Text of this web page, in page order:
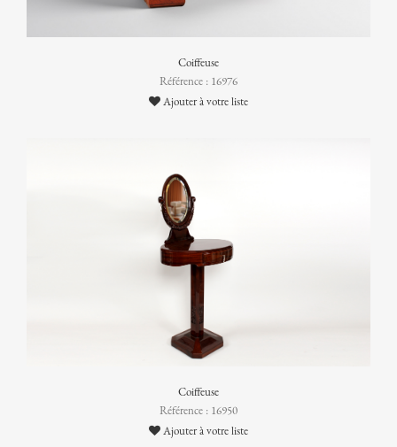
Coiffeuse
Référence : 16976
Ajouter à votre liste
Coiffeuse
Référence : 16950
Ajouter à votre liste